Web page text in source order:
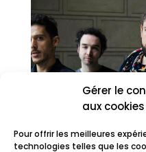
Gérer le
aux cookies
Pour offrir les meilleures
technologies telles que les